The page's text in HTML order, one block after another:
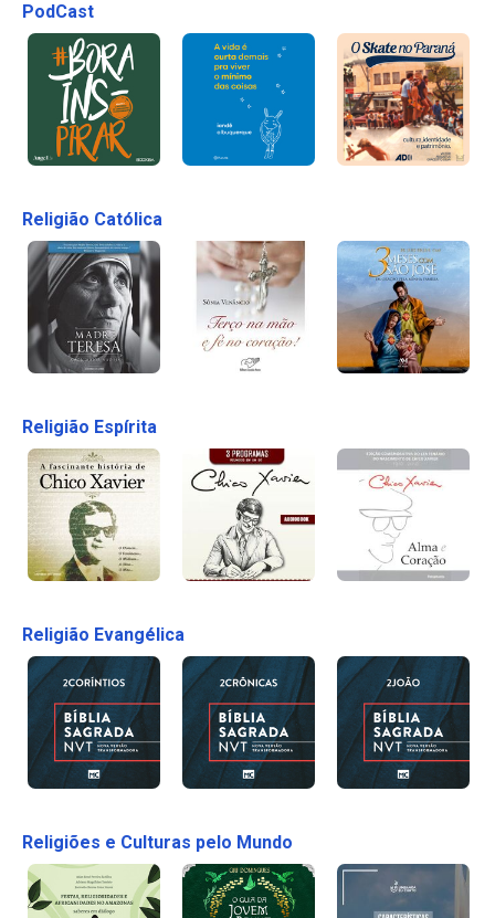
PodCast
Religião Católica
Religião Espírita
Religião Evangélica
Religiões e Culturas pelo Mundo